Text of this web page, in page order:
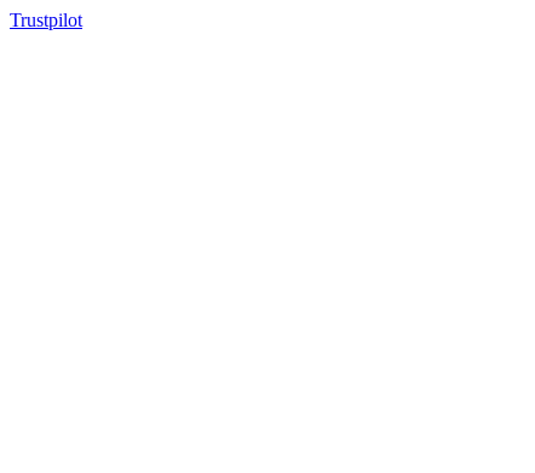
Trustpilot